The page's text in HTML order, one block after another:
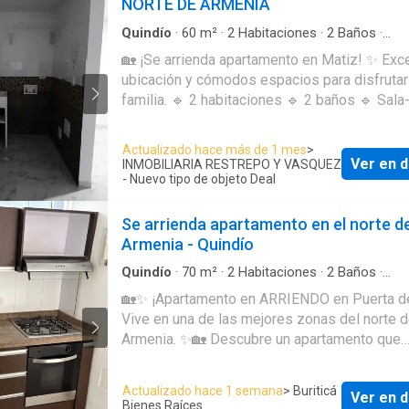
para vivir en una de las mejores zonas del
Armenia 🌟 📲 Contáctame para más información o
agendar tu visita.
NORTE DE ARMENIA
Quindío · 60 m² · 2 Habitaciones · 2 Baños ·
Ascensor ·Caseta de vigilancia· Barbecue·
Jardín·Acceso para personas con
Vigilante · Área infantil·Agua·Patio·Gas natural
🏡 ¡Se arrienda apartamento en Matiz! ✨ Excelente
ubicación y cómodos espacios para
familia. 🔹 2 habitaciones 🔹 2 baños 🔹 Sala-
$1.870.000 📍 Vive en un sector tranquilo, con fácil
acceso y cerca de todo lo que necesitas. 📲 Más
Actualizado hace más de 1 mes>
INMOBILIARIA RESTREPO Y VASQUEZ
- Nuevo tipo de objeto Deal
Ver en
Se arrienda apartamento en el norte
Armenia - Quindío
Quindío · 70 m² · 2 Habitaciones · 2 Baños ·
privada
🏡✨ ¡Apartamento en ARRIENDO en Puerta
Vive en una de las mejores zonas del norte
Armenia. ✨🏡 Descubre un apartamento que
privilegiada. Ideal para quienes buscan un
acogedor o una excelente oportunidad de
Actualizado hace 1 semana> Buriticá
Bienes Raíces
Ver en